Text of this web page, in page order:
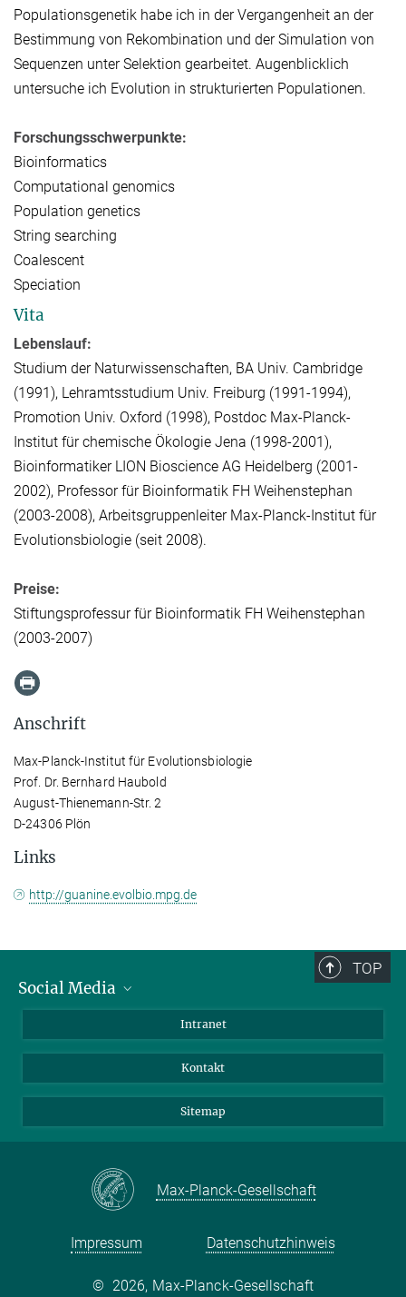
Populationsgenetik habe ich in der Vergangenheit an der
Bestimmung von Rekombination und der Simulation von
Sequenzen unter Selektion gearbeitet. Augenblicklich
untersuche ich Evolution in strukturierten Populationen.
Forschungsschwerpunkte:
Bioinformatics
Computational genomics
Population genetics
String searching
Coalescent
Speciation
Vita
Lebenslauf:
Studium der Naturwissenschaften, BA Univ. Cambridge
(1991), Lehramtsstudium Univ. Freiburg (1991-1994),
Promotion Univ. Oxford (1998), Postdoc Max-Planck-
Institut für chemische Ökologie Jena (1998-2001),
Bioinformatiker LION Bioscience AG Heidelberg (2001-
2002), Professor für Bioinformatik FH Weihenstephan
(2003-2008), Arbeitsgruppenleiter Max-Planck-Institut für
Evolutionsbiologie (seit 2008).
Preise:
Stiftungsprofessur für Bioinformatik FH Weihenstephan
(2003-2007)
Anschrift
Max-Planck-Institut für Evolutionsbiologie
Prof. Dr. Bernhard Haubold
August-Thienemann-Str. 2
D-24306 Plön
Links
http://guanine.evolbio.mpg.de
TOP
Social Media
Intranet
Kontakt
Sitemap
Max-Planck-Gesellschaft
Impressum Datenschutzhinweis
© 2026, Max-Planck-Gesellschaft